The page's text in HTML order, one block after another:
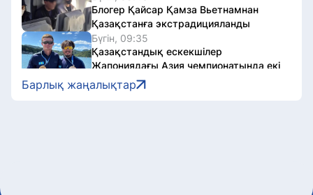
Блогер Қайсар Қамза Вьетнамнан
Қазақстанға экстрадицияланды
Бүгін, 09:35
Қазақстандық ескекшілер
Жапониядағы Азия чемпионатында екі
алтын медаль жеңіп алды
Бүгін, 09:17
Барлық жаңалықтар